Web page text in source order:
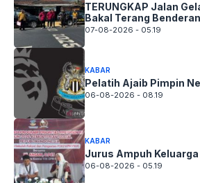
TERUNGKAP Jalan
Bakal Terang
07-08-2026 - 05.19
KABAR
Pelatih Ajaib Pimpin
06-08-2026 - 08.19
KABAR
Jurus Ampuh
06-08-2026 - 05.19